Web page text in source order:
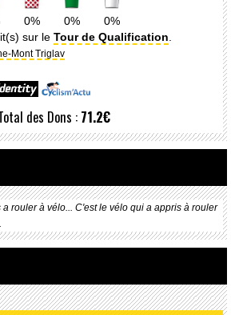
0% 0%
0%
sur le Tour de Qualification.
Mont Triglav
des Dons : 71.2€
rouler à vélo... C'est le vélo qui a appris à rouler